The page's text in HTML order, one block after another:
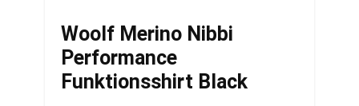
Woolf Merino Nibbi
Performance
Funktionsshirt Black